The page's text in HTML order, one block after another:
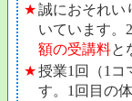
★誠におそれい
いています。
額の受講料と
★授業1回（1コ
す。1回目の